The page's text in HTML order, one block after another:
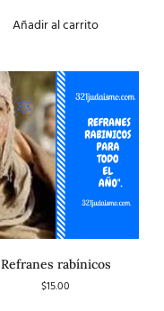
Añadir al carrito
Refranes rabínicos
$15.00